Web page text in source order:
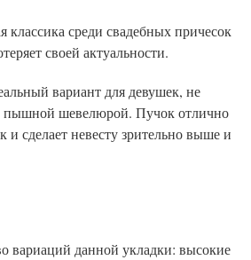
среди свадебных причесок
своей актуальности.
вариант для девушек, не
пышной шевелюрой. Пучок отлично
и сделает невесту зрительно выше и
вариаций данной укладки: высокие